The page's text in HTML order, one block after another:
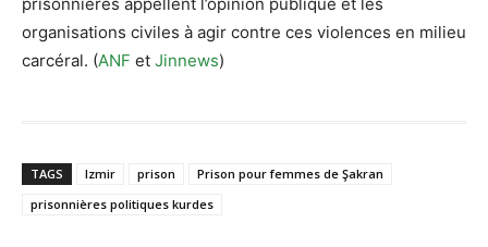
prisonnières appellent l’opinion publique et les
organisations civiles à agir contre ces violences en milieu
carcéral. (ANF et Jinnews)
TAGS Izmir prison
Prison pour femmes de Şakran
prisonnières politiques kurdes